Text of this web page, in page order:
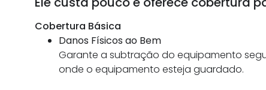
Cobertura Básica
Danos Físicos ao Bem
Garante a subtração do equipamento
onde o equipamento esteja guardado.